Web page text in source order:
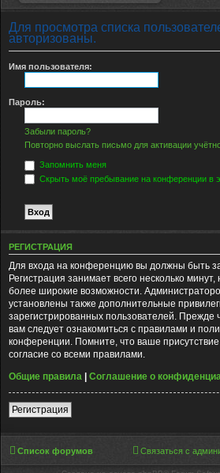
Для просмотра списка
авторизованы.
Имя пользователя:
Пароль:
Забыли пароль?
Повторно выслать письмо для активации
Запомнить меня
Скрыть моё пребывание на конференции в
РЕГИСТРАЦИЯ
Для входа на конференцию вы должны быть
Регистрация занимает всего несколько
более широкие возможности.
установлены также дополнительные
зарегистрированных пользователей. Прежде
вам следует ознакомиться с правилами и
конференции. Помните, что ваше
согласие со всеми правилами.
Общие правила | Соглашение о
Регистрация
Список форумов Связаться с